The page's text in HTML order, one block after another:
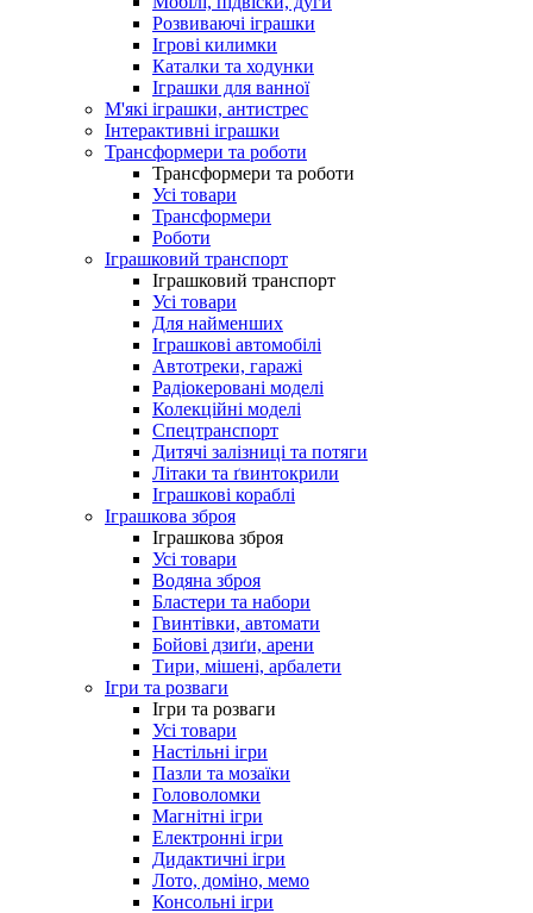
Розвиваючі іграшки
Ігрові килимки
Каталки та ходунки
Іграшки для ванної
М'які іграшки, антистрес
Інтерактивні іграшки
Трансформери та роботи
Трансформери та роботи
Усі товари
Трансформери
Роботи
Іграшковий транспорт
Іграшковий транспорт
Усі товари
Для найменших
Іграшкові автомобілі
Автотреки, гаражі
Радіокеровані моделі
Колекційні моделі
Спецтранспорт
Дитячі залізниці та потяги
Літаки та ґвинтокрили
Іграшкові кораблі
Іграшкова зброя
Іграшкова зброя
Усі товари
Водяна зброя
Бластери та набори
Гвинтівки, автомати
Бойові дзиґи, арени
Тири, мішені, арбалети
Ігри та розваги
Ігри та розваги
Усі товари
Настільні ігри
Пазли та мозаїки
Головоломки
Магнітні ігри
Електронні ігри
Дидактичні ігри
Лото, доміно, мемо
Консольні ігри